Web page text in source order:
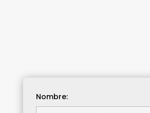
Nombre: